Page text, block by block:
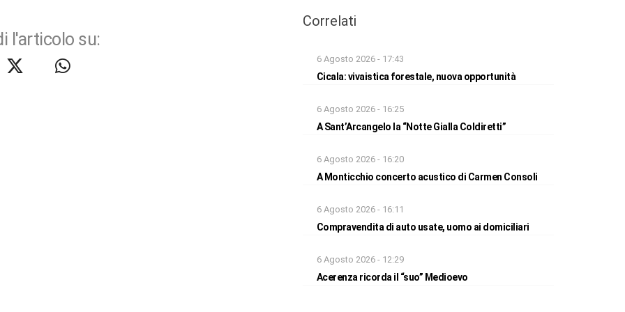
l'articolo su:
Correlati
6 Agosto 2026 - 17:43
Cicala: vivaistica forestale, nuova opportunità
6 Agosto 2026 - 16:25
A Sant’Arcangelo la “Notte Gialla Coldiretti”
6 Agosto 2026 - 16:20
A Monticchio concerto acustico di Carmen Consoli
6 Agosto 2026 - 16:11
Compravendita di auto usate, uomo ai domiciliari
6 Agosto 2026 - 12:29
Acerenza ricorda il “suo” Medioevo